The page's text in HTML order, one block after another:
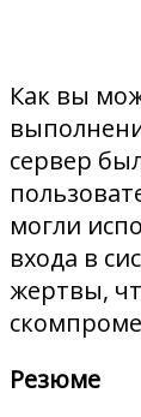
Как вы
сервер
могли
входа в
жертвы,
Резюме